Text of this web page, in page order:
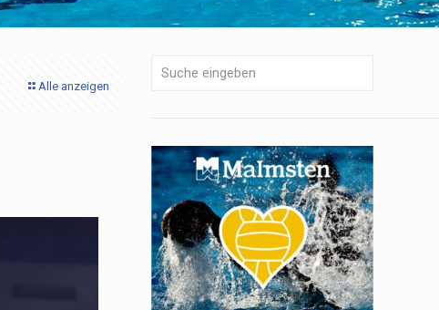
Alle anzeigen